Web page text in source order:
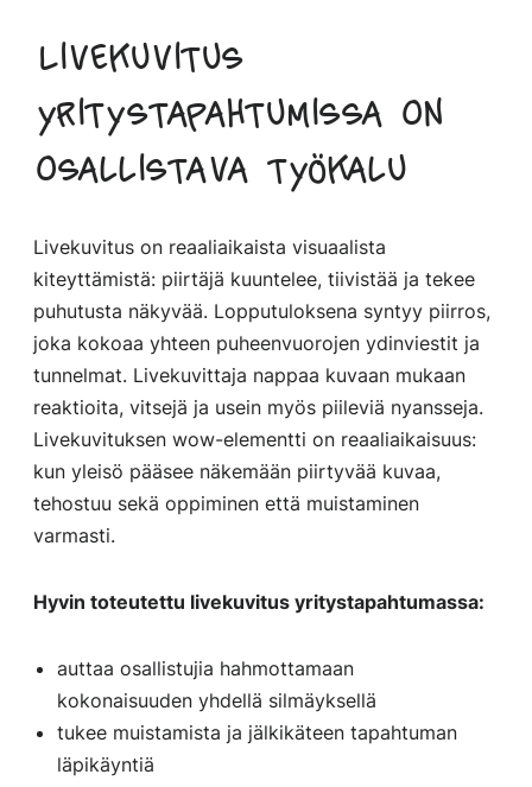
Livekuvitus
yritystapahtumissa on
osallistava työkalu
Livekuvitus on reaaliaikaista visuaalista
kiteyttämistä: piirtäjä kuuntelee, tiivistää ja tekee
puhutusta näkyvää. Lopputuloksena syntyy piirros,
joka kokoaa yhteen puheenvuorojen ydinviestit ja
tunnelmat. Livekuvittaja nappaa kuvaan mukaan
reaktioita, vitsejä ja usein myös piileviä nyansseja.
Livekuvituksen wow-elementti on reaaliaikaisuus:
kun yleisö pääsee näkemään piirtyvää kuvaa,
tehostuu sekä oppiminen että muistaminen
varmasti.
Hyvin toteutettu livekuvitus yritystapahtumassa:
auttaa osallistujia hahmottamaan
kokonaisuuden yhdellä silmäyksellä
tukee muistamista ja jälkikäteen tapahtuman
läpikäyntiä